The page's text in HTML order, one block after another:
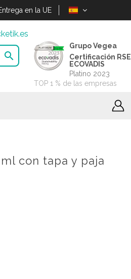
en la UE

Grupo Vegea
Certificación RSE
ECOVADIS
Platino 2023
TOP 1 % de las empresas
con tapa y paja